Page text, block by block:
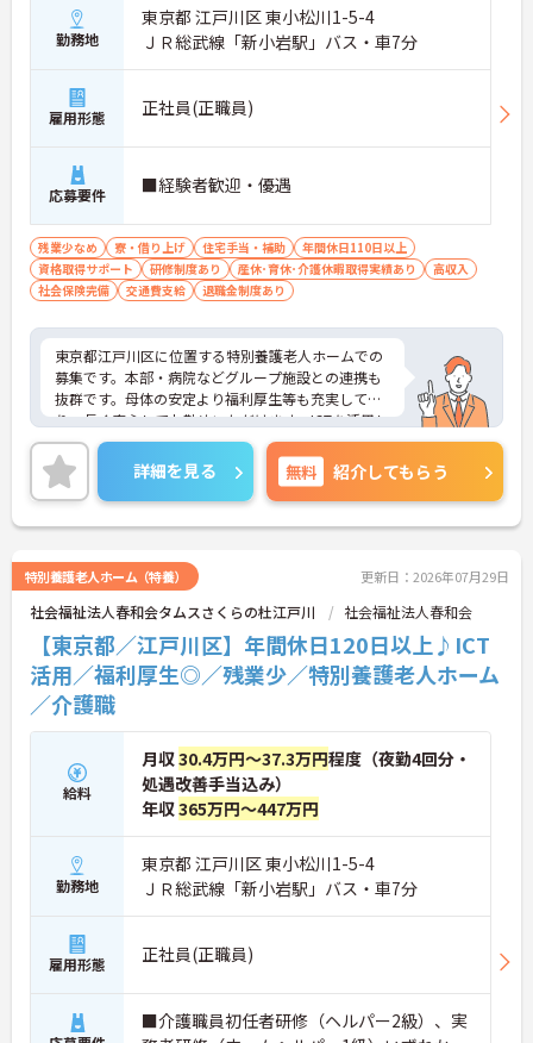
勤務地
東京都 江戸川区 東小松川1-5-4
ＪＲ総武線「新小岩駅」バス・車7分
雇用形態 正社員(正職員)
応募要件 ■経験者歓迎・優遇
残業少なめ 寮・借り上げ 住宅手当・補助
年間休日110日以上
資格取得サポート
研修制度あり 産休･育休･介護休暇取得実績あり
高収入
社会保険完備
交通費支給 退職金制度あり
東京都江戸川区に位置する特別養護老人ホームでの
募集です。本部・病院などグループ施設との連携も
抜群です。母体の安定より福利厚生等も充実してお
り、長く安心してお勤めいただけます。ICTを活用し
た職員の負担軽減や、最先端の調理システムを導入
しており、働きやすい環境が整っています。
ご興味のある方には、面接対策ポイントなど、さら
に詳細をお話しいたしますので、お気軽にご相談く
ださい。
詳細を見る 無料 紹介してもらう
特別養護老人ホーム（特養） 更新日：2026年07月29日
社会福祉法人春和会タムスさくらの杜江戸川 社会福祉法人春和会
【東京都／江戸川区】年間休日120日以上♪ICT
活用／福利厚生◎／残業少／特別養護老人ホーム
／介護職
給料
月収30.4万円～37.3万円程度（夜勤4回分・
処遇改善手当込み）
年収365万円～447万円
勤務地
東京都 江戸川区 東小松川1-5-4
ＪＲ総武線「新小岩駅」バス・車7分
雇用形態 正社員(正職員)
■介護職員初任者研修（ヘルパー2級）、実